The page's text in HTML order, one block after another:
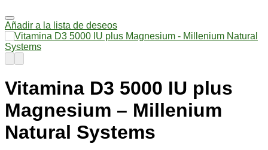
Añadir a la lista de deseos
Vitamina D3 5000 IU plus
Magnesium – Millenium
Natural Systems